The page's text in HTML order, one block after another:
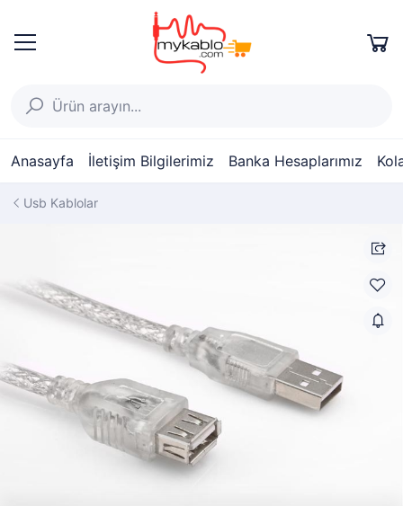
Anasayfa İletişim Bilgilerimiz Banka Hesaplarımız
Usb Kablolar